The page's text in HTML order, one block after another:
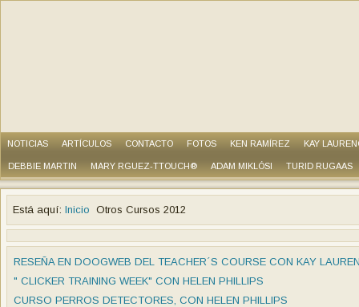
NOTICIAS ARTÍCULOS CONTACTO FOTOS KEN RAMÍREZ KAY
DEBBIE MARTIN MARY RGUEZ-TTOUCH® ADAM MIKLÓSI TURID RUGAAS
Está aquí: Inicio Otros Cursos 2012
RESEÑA EN DOOGWEB DEL TEACHER´S COURSE CON KAY
" CLICKER TRAINING WEEK" CON HELEN PHILLIPS
CURSO PERROS DETECTORES, CON HELEN PHILLIPS